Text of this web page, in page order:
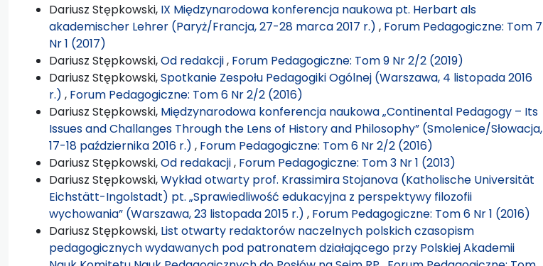
Dariusz Stępkowski, IX Międzynarodowa konferencja naukowa pt. Herbart als
akademischer Lehrer (Paryż/Francja, 27-28 marca 2017 r.) , Forum Pedagogiczne: Tom 7
Nr 1 (2017)
Dariusz Stępkowski,Od redakcji, Forum Pedagogiczne: Tom 9 Nr 2/2 (2019)
Dariusz Stępkowski,Spotkanie Zespołu Pedagogiki Ogólnej (Warszawa, 4 listopada 2016
r.) , Forum Pedagogiczne: Tom 6 Nr 2/2 (2016)
Dariusz Stępkowski, Międzynarodowa konferencja naukowa „Continental Pedagogy – Its
Issues and Challanges Through the Lens of History and Philosophy” (Smolenice/Słowacja,
17-18 października 2016 r.) , Forum Pedagogiczne: Tom 6 Nr 2/2 (2016)
Dariusz Stępkowski,Od redakacji, Forum Pedagogiczne: Tom 3 Nr 1 (2013)
Dariusz Stępkowski,Wykład otwarty prof. Krassimira Stojanova (Katholische Universität
Eichstätt-Ingolstadt) pt. „Sprawiedliwość edukacyjna z perspektywy filozofii
wychowania” (Warszawa, 23 listopada 2015 r.) , Forum Pedagogiczne: Tom 6 Nr 1 (2016)
Dariusz Stępkowski, List otwarty redaktorów naczelnych polskich czasopism
pedagogicznych wydawanych pod patronatem działającego przy Polskiej Akademii